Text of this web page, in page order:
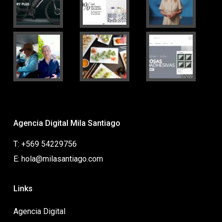
Agencia Digital Mila Santiago
T: +569 54229756
E: hola@milasantiago.com
Links
Agencia Digital